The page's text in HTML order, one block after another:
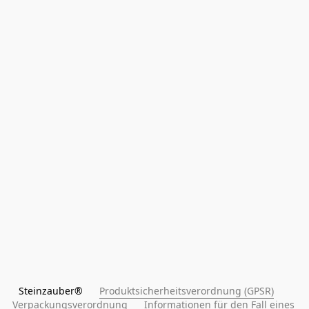
Steinzauber® Produktsicherheitsverordnung (GPSR)
Verpackungsverordnung
Informationen für den Fall eines